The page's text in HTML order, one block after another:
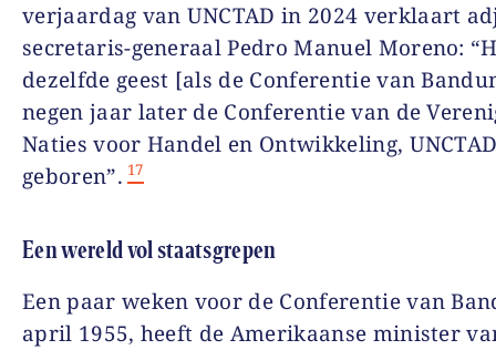
verjaardag van UNCTAD in 2024 verklaart
secretaris-generaal Pedro Manuel Moreno:
dezelfde geest [als de Conferentie van
negen jaar later de Conferentie van de
Naties voor Handel en Ontwikkeling,
geboren”. 17
Een wereld vol staatsgrepen
Een paar weken voor de Conferentie van
april 1955, heeft de Amerikaanse minister